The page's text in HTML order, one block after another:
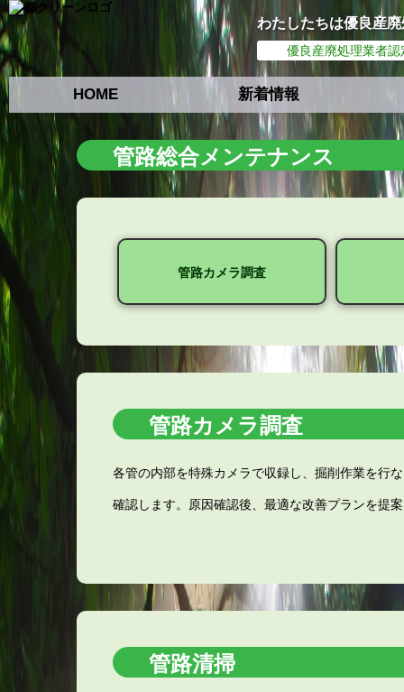
わたしたちは優良産
優良産廃処理業者
HOME 新着情報
管路総合メンテナンス
管路カメラ調査
管路カメラ調査
各管の内部を特殊カメラで収録し、掘削作業を行
確認します。原因確認後、最適な改善プランを提
管路清掃